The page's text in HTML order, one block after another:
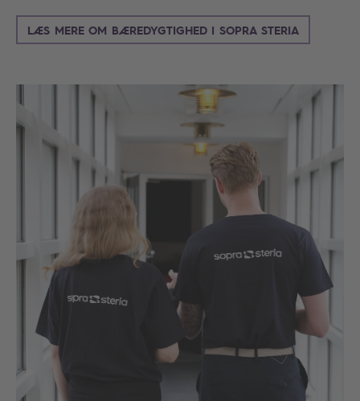
LÆS MERE OM BÆREDYGTIGHED I SOPRA STERIA